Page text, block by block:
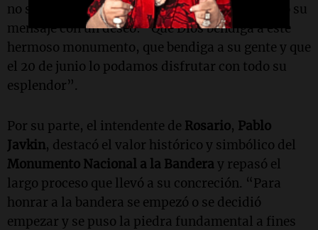
no se roba, la plata alcanza”. Finalmente, cerró su
mensaje con un deseo: “Que Dios bendiga a este
hermoso monumento, que bendiga a su gente y que
el 20 de junio lo podamos disfrutar con todo su
esplendor”.
Por su parte, el intendente de Rosario, Pablo
Javkin, destacó el valor histórico y simbólico del
Monumento Nacional a la Bandera y repasó el
largo proceso que llevó a su concreción. “Para
honrar a la bandera se empezó o se decidió
empezar y se puso la piedra fundamental a fines